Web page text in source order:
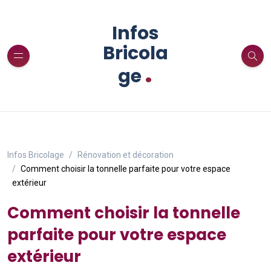
Infos
Bricola
ge.
Infos Bricolage
Rénovation et décoration
Comment choisir la tonnelle parfaite pour votre espace
extérieur
Comment choisir la tonnelle
parfaite pour votre espace
extérieur